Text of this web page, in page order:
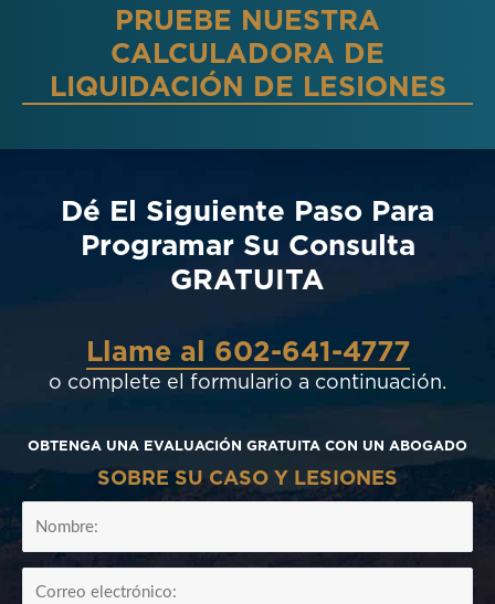
PRUEBE NUESTRA
CALCULADORA DE
LIQUIDACIÓN DE LESIONES
Dé El Siguiente Paso Para
Programar Su Consulta
GRATUITA
Llame al 602-641-4777
o complete el formulario a continuación.
OBTENGA UNA EVALUACIÓN GRATUITA CON UN ABOGADO
SOBRE SU CASO Y LESIONES